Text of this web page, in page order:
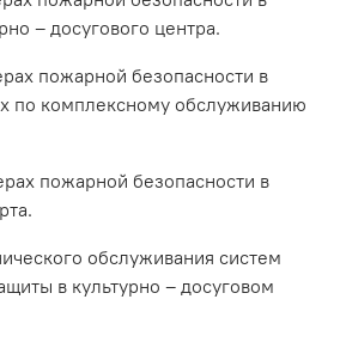
– досугового центра.
пожарной безопасности в
по комплексному обслуживанию
пожарной безопасности в
обслуживания систем
в культурно – досуговом